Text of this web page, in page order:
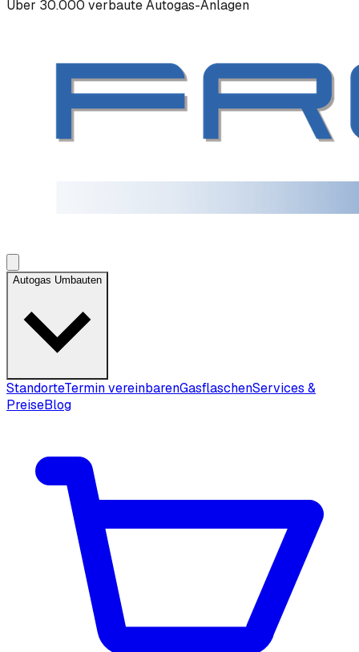
Über 30.000 verbaute Autogas-Anlagen
Autogas Umbauten
StandorteTermin vereinbarenGasflaschenServices &
PreiseBlog